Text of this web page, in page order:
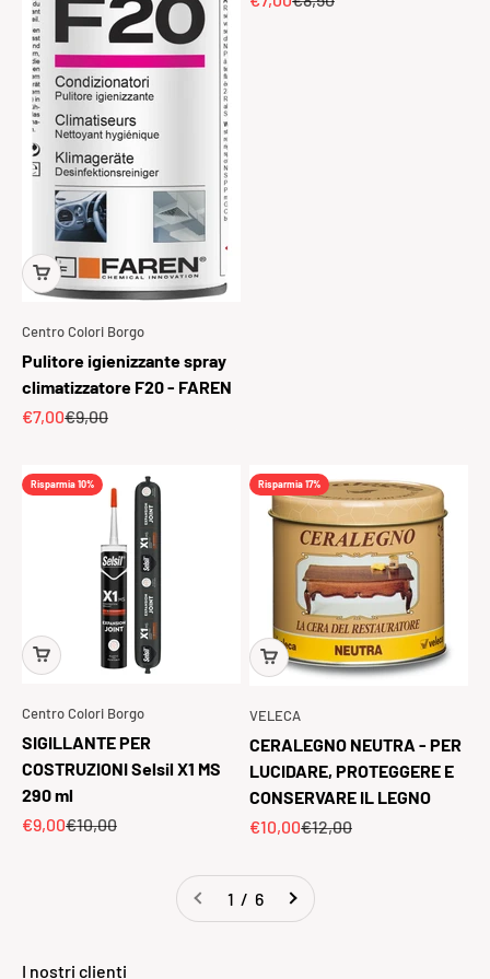
Centro Colori Borgo
Pulitore igienizzante spray
climatizzatore F20 - FAREN
Prezzo scontato
€7,00Prezzo
€9,00
Risparmia 10%
Centro Colori Borgo
SIGILLANTE PER
COSTRUZIONI Selsil X1 MS
290 ml
Prezzo scontato
€9,00Prezzo
€10,00
Risparmia 17%
VELECA
CERALEGNO NEUTRA - PER
LUCIDARE, PROTEGGERE E
CONSERVARE IL LEGNO
Prezzo scontato
€10,00Prezzo
€12,00
1 / 6